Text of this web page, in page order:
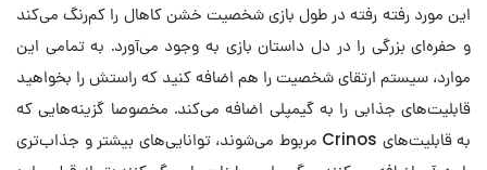
این مورد رفته رفته در طول بازی شخصیت خشن کاهال را کم‌رنگ می‌کند
و حفره‌ای بزرگی را در دل داستان بازی به وجود می‌آورد. به تمامی این
موارد، سیستم ارتقای شخصیت را هم اضافه کنید که راستش را بخواهید
قابلیت‌های جذابی را به گیمپلی اضافه می‌کند. مخصوصا گزینه‌هایی که
به قابلیت‌های Crinos مربوط می‌شوند، توانایی‌های بیشتر و جذاب‌تری